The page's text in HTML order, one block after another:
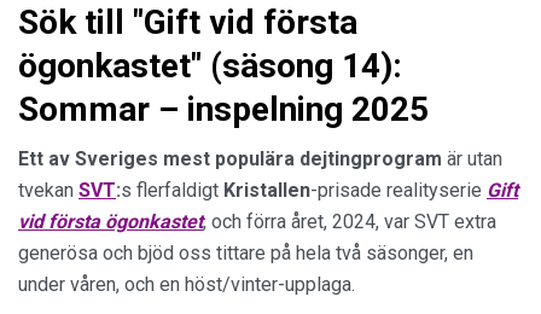
Sök till "Gift vid första
ögonkastet" (säsong 14):
Sommar – inspelning 2025
Ett av Sveriges mest populära dejtingprogram är utan
tvekan SVT:s flerfaldigt Kristallen-prisade realityserie Gift
vid första ögonkastet, och förra året, 2024, var SVT extra
generösa och bjöd oss tittare på hela två säsonger, en
under våren, och en höst/vinter-upplaga.